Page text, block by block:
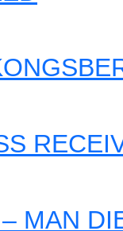
MAN